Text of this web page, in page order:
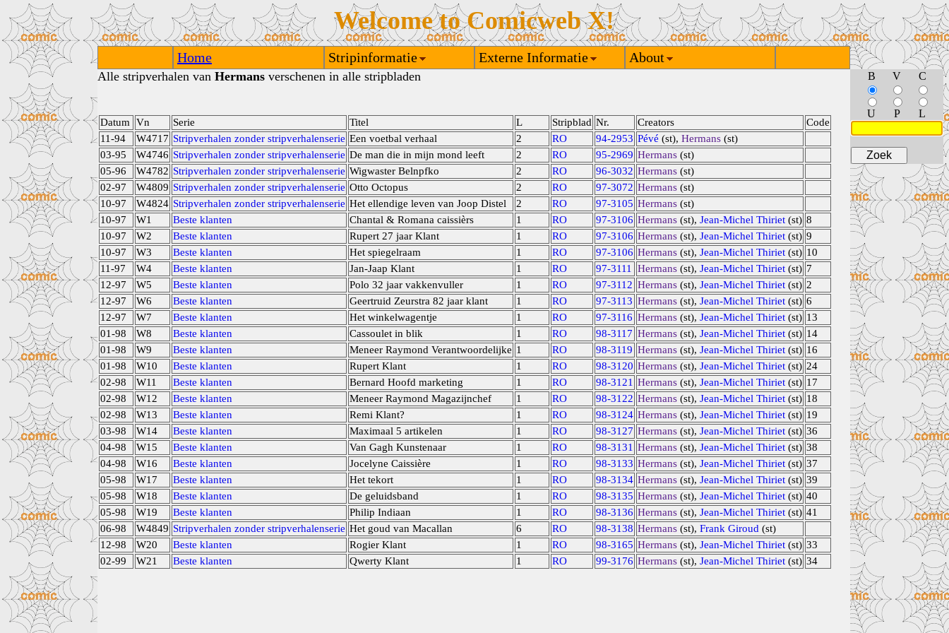
Welcome to Comicweb X!
Home Stripinformatie Externe Informatie About
Alle stripverhalen van Hermans verschenen in alle stripbladen
Datum Vn Serie Titel L Stripblad Nr. Creators
Code
11-94
W4717 Stripverhalen zonder stripverhalenserie Een voetbal verhaal 2 RO 94-2953 Pévé (st), Hermans (st)
03-95
W4746 Stripverhalen zonder stripverhalenserie De man die in mijn mond leeft 2 RO 95-2969 Hermans (st)
05-96
W4782 Stripverhalen zonder stripverhalenserie Wigwaster Belnpfko 2 RO 96-3032 Hermans (st)
02-97
W4809 Stripverhalen zonder stripverhalenserie Otto Octopus 2 RO 97-3072 Hermans (st)
10-97
W4824 Stripverhalen zonder stripverhalenserie Het ellendige leven van Joop Distel 2 RO 97-3105 Hermans (st)
10-97
W1 Beste klanten Chantal & Romana caissièrs 1 RO 97-3106 Hermans (st), Jean-Michel Thiriet (st) 8
10-97
W2 Beste klanten Rupert 27 jaar Klant 1 RO 97-3106 Hermans (st), Jean-Michel Thiriet (st) 9
10-97
W3 Beste klanten Het spiegelraam 1 RO 97-3106 Hermans (st), Jean-Michel Thiriet (st) 10
11-97
W4 Beste klanten Jan-Jaap Klant 1 RO 97-3111 Hermans (st), Jean-Michel Thiriet (st) 7
12-97
W5 Beste klanten Polo 32 jaar vakkenvuller 1 RO 97-3112 Hermans (st), Jean-Michel Thiriet (st) 2
12-97
W6 Beste klanten Geertruid Zeurstra 82 jaar klant 1 RO 97-3113 Hermans (st), Jean-Michel Thiriet (st) 6
12-97
W7 Beste klanten Het winkelwagentje 1 RO 97-3116 Hermans (st), Jean-Michel Thiriet (st) 13
01-98
W8 Beste klanten Cassoulet in blik 1 RO 98-3117 Hermans (st), Jean-Michel Thiriet (st) 14
01-98
W9 Beste klanten Meneer Raymond Verantwoordelijke 1 RO 98-3119 Hermans (st), Jean-Michel Thiriet (st) 16
01-98
W10 Beste klanten Rupert Klant 1 RO 98-3120 Hermans (st), Jean-Michel Thiriet (st) 24
02-98
W11 Beste klanten Bernard Hoofd marketing 1 RO 98-3121 Hermans (st), Jean-Michel Thiriet (st) 17
02-98
W12 Beste klanten Meneer Raymond Magazijnchef 1 RO 98-3122 Hermans (st), Jean-Michel Thiriet (st) 18
02-98
W13 Beste klanten Remi Klant? 1 RO 98-3124 Hermans (st), Jean-Michel Thiriet (st) 19
03-98
W14 Beste klanten Maximaal 5 artikelen 1 RO 98-3127 Hermans (st), Jean-Michel Thiriet (st) 36
04-98
W15 Beste klanten Van Gagh Kunstenaar 1 RO 98-3131 Hermans (st), Jean-Michel Thiriet (st) 38
04-98
W16 Beste klanten Jocelyne Caissière 1 RO 98-3133 Hermans (st), Jean-Michel Thiriet (st) 37
05-98
W17 Beste klanten Het tekort 1 RO 98-3134 Hermans (st), Jean-Michel Thiriet (st) 39
05-98
W18 Beste klanten De geluidsband 1 RO 98-3135 Hermans (st), Jean-Michel Thiriet (st) 40
05-98
W19 Beste klanten Philip Indiaan 1 RO 98-3136 Hermans (st), Jean-Michel Thiriet (st) 41
06-98
W4849 Stripverhalen zonder stripverhalenserie Het goud van Macallan 6 RO 98-3138 Hermans (st), Frank Giroud (st)
12-98
W20 Beste klanten Rogier Klant 1 RO 98-3165 Hermans (st), Jean-Michel Thiriet (st) 33
02-99
W21 Beste klanten Qwerty Klant 1 RO 99-3176 Hermans (st), Jean-Michel Thiriet (st) 34
B V C
U P L